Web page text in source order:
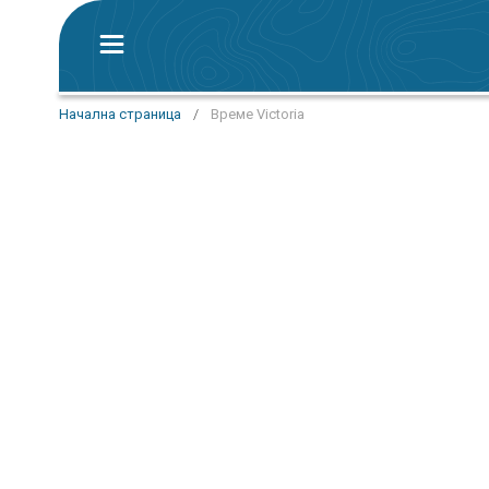
Начална страница / Време Victoria